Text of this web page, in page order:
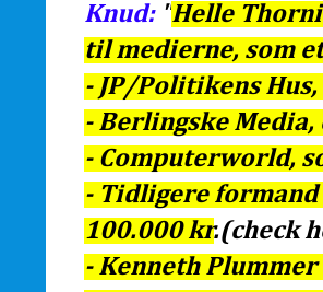
Knud: "Helle
til medierne, som
- JP/Politikens
- Berlingske Media,
- Computerworld,
- Tidligere
100.000 kr.(check
- Kenneth